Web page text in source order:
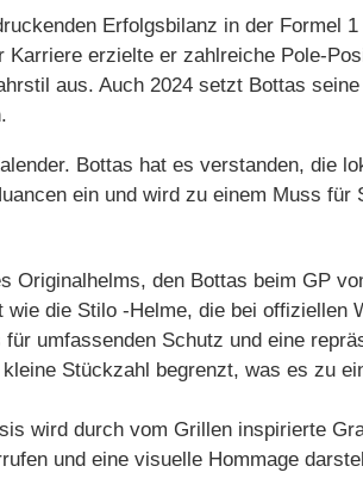
Erfolgsbilanz in der Formel
erzielte er zahlreiche Pole-
aus. Auch 2024 setzt Bottas
Bottas hat es verstanden, die
ein und wird zu einem Muss für
Originalhelms, den Bottas beim GP
die Stilo -Helme, die bei offiziellen
umfassenden Schutz und eine
Stückzahl begrenzt, was es zu
wird durch vom Grillen inspirierte
und eine visuelle Hommage